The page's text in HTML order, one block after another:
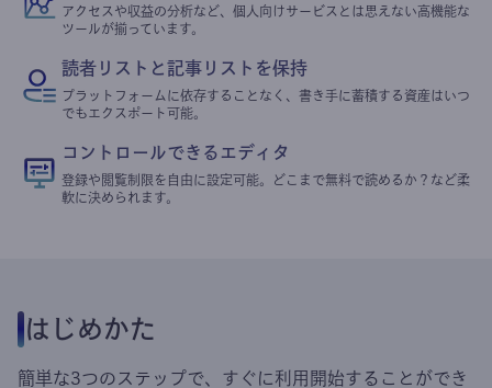
アクセスや収益の分析など、個人向けサービスとは思えない高機能な
ツールが揃っています。
読者リストと記事リストを保持
プラットフォームに依存することなく、書き手に蓄積する資産はいつ
でもエクスポート可能。
コントロールできるエディタ
登録や閲覧制限を自由に設定可能。どこまで無料で読めるか？など柔
軟に決められます。
はじめかた
簡単な3つのステップで、すぐに利用開始することができ